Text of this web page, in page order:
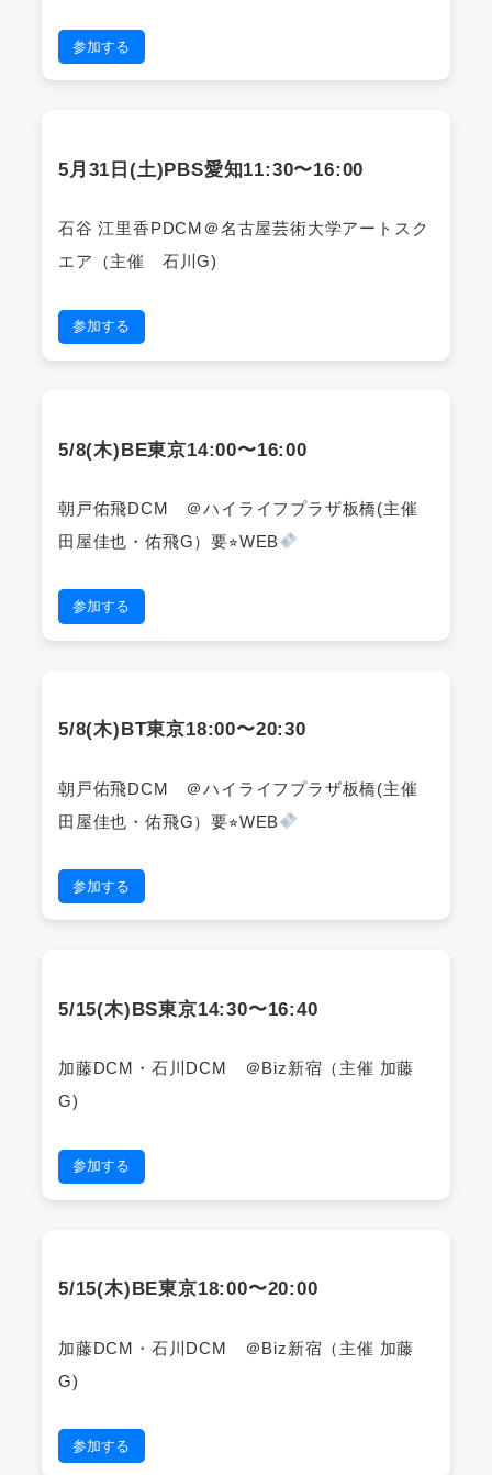
参加する
5月31日(土)PBS愛知11:30〜16:00
石谷 江里香PDCM＠名古屋芸術大学アートスク
エア（主催 石川G)
参加する
5/8(木)BE東京14:00〜16:00
朝戸佑飛DCM ＠ハイライフプラザ板橋(主催
田屋佳也・佑飛G）要⭐︎WEB
参加する
5/8(木)BT東京18:00〜20:30
朝戸佑飛DCM ＠ハイライフプラザ板橋(主催
田屋佳也・佑飛G）要⭐︎WEB
参加する
5/15(木)BS東京14:30〜16:40
加藤DCM・石川DCM ＠Biz新宿（主催 加藤
G)
参加する
5/15(木)BE東京18:00〜20:00
加藤DCM・石川DCM ＠Biz新宿（主催 加藤
G)
参加する